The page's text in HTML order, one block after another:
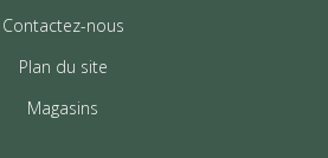
Contactez-nous
Plan du site
Magasins